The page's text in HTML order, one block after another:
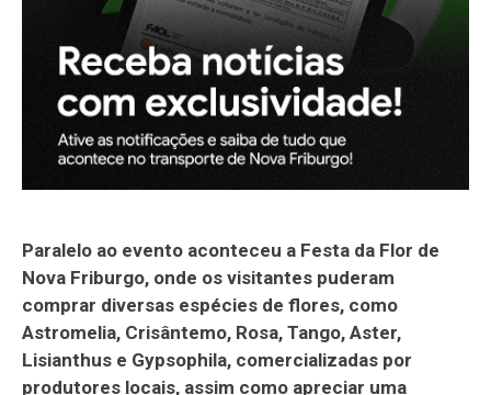
Paralelo ao evento aconteceu a Festa da Flor de
Nova Friburgo, onde os visitantes puderam
comprar diversas espécies de flores, como
Astromelia, Crisântemo, Rosa, Tango, Aster,
Lisianthus e Gypsophila, comercializadas por
produtores locais, assim como apreciar uma